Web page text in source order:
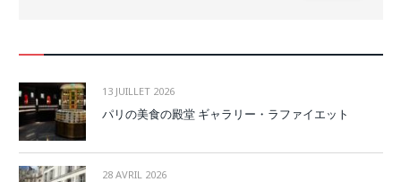
13 JUILLET 2026
パリの美食の殿堂 ギャラリー・ラファイエット
28 AVRIL 2026